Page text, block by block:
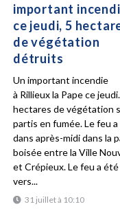
important
ce jeudi, 5
de végétation
détruits
31 juillet à 10:10
Un important incendie
à Rillieux la Pape ce
hectares de végétation
partis en fumée. Le feu a
dans après-midi dans la
boisée entre la Ville
et Crépieux. Le feu a
vers...